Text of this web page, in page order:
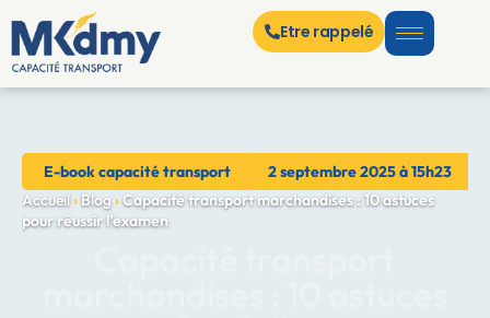
Etre rappelé
E-book capacité transport
2 septembre 2025 à 15h23
Accueil ›Blog›Capacité transport marchandises : 10 astuces
pour réussir l’examen